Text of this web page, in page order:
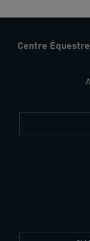
Centre